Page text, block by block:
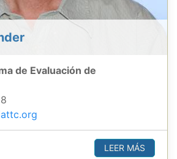
de Evaluación de
LEER MÁS